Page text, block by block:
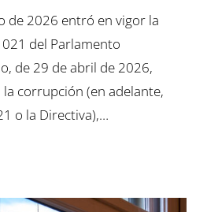
de 2026 entró en vigor la
del Parlamento
de 29 de abril de 2026,
corrupción (en adelante,
o la Directiva),…